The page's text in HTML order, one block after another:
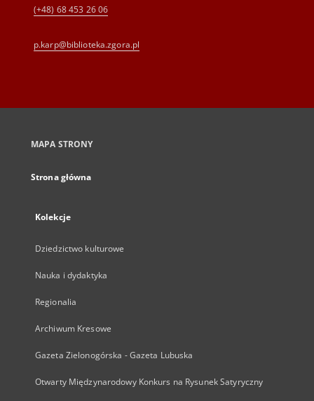
(+48) 68 453 26 06
p.karp@biblioteka.zgora.pl
MAPA STRONY
Strona główna
Kolekcje
Dziedzictwo kulturowe
Nauka i dydaktyka
Regionalia
Archiwum Kresowe
Gazeta Zielonogórska - Gazeta Lubuska
Otwarty Międzynarodowy Konkurs na Rysunek Satyryczny